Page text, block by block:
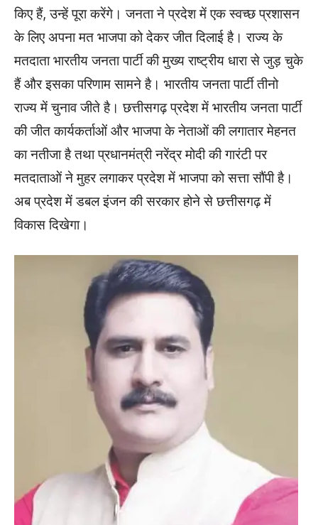
किए हैं, उन्हें पूरा करेंगे। जनता ने प्रदेश में एक स्वच्छ प्रशासन
के लिए अपना मत भाजपा को देकर जीत दिलाई है। राज्य के
मतदाता भारतीय जनता पार्टी की मुख्य राष्ट्रीय धारा से जुड़ चुके
हैं और इसका परिणाम सामने है। भारतीय जनता पार्टी तीनो
राज्य में चुनाव जीते है। छत्तीसगढ़ प्रदेश में भारतीय जनता पार्टी
की जीत कार्यकर्ताओं और भाजपा के नेताओं की लगातार मेहनत
का नतीजा है तथा प्रधानमंत्री नरेंद्र मोदी की गारंटी पर
मतदाताओं ने मुहर लगाकर प्रदेश में भाजपा को सत्ता सौंपी है।
अब प्रदेश में डबल इंजन की सरकार होने से छत्तीसगढ़ में
विकास दिखेगा।